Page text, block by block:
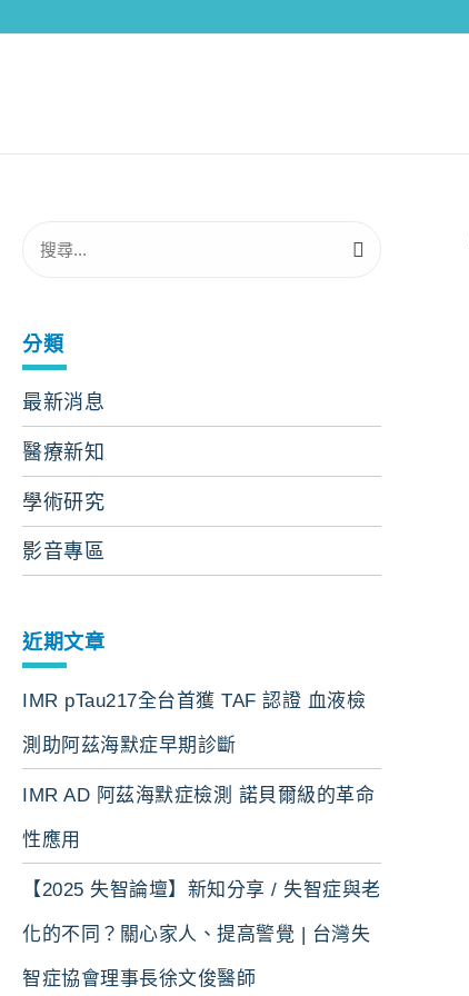
分類
最新消息
醫療新知
學術研究
影音專區
近期文章
IMR pTau217全台首獲 TAF 認證 血液檢
測助阿茲海默症早期診斷
IMR AD 阿茲海默症檢測 諾貝爾級的革命
性應用
【2025 失智論壇】新知分享 / 失智症與老
化的不同？關心家人、提高警覺 | 台灣失
智症協會理事長徐文俊醫師